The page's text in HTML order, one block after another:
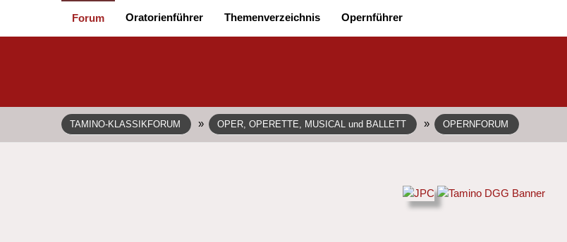
Forum Oratorienführer Themenverzeichnis Opernführer
TAMINO-KLASSIKFORUM » OPER, OPERETTE, MUSICAL und BALLETT » OPERNFORUM